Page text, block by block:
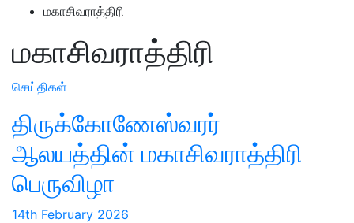
மகாசிவராத்திரி
மகாசிவராத்திரி
செய்திகள்
திருக்கோணேஸ்வரர்
ஆலயத்தின் மகாசிவராத்திரி
பெருவிழா
14th February 2026